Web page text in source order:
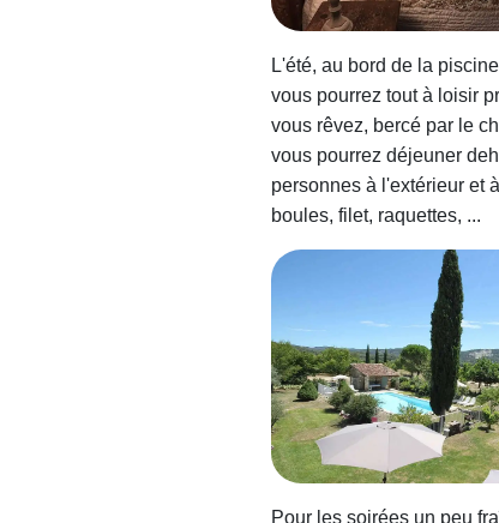
L'été, au bord de la
vous pourrez tout à loisir
vous rêvez, bercé par le
vous pourrez déjeuner
personnes à l'extérieur et
boules, filet, raquettes, ...
Pour les soirées un peu